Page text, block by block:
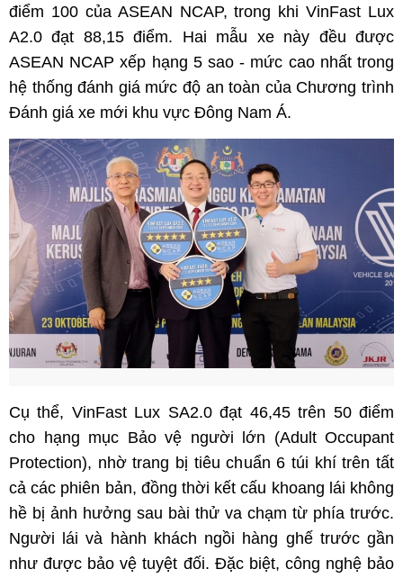
điểm 100 của ASEAN NCAP, trong khi VinFast Lux
A2.0 đạt 88,15 điểm. Hai mẫu xe này đều được
ASEAN NCAP xếp hạng 5 sao - mức cao nhất trong
hệ thống đánh giá mức độ an toàn của Chương trình
Đánh giá xe mới khu vực Đông Nam Á.
Cụ thể, VinFast Lux SA2.0 đạt 46,45 trên 50 điểm
cho hạng mục Bảo vệ người lớn (Adult Occupant
Protection), nhờ trang bị tiêu chuẩn 6 túi khí trên tất
cả các phiên bản, đồng thời kết cấu khoang lái không
hề bị ảnh hưởng sau bài thử va chạm từ phía trước.
Người lái và hành khách ngồi hàng ghế trước gần
như được bảo vệ tuyệt đối. Đặc biệt, công nghệ bảo